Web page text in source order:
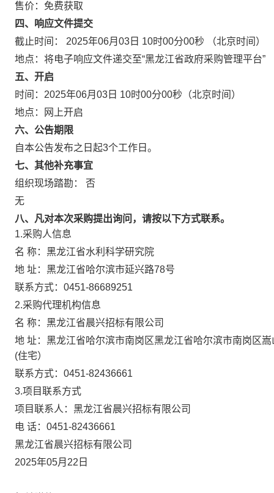
售价： 免费获取
四、响应文件提交
截止时间：
2025年06月03日 10时00分00秒
（北京时间）
地点： 将电子响应文件递交至“黑龙江省政府采购管理平台”
五、开启
时间： 2025年06月03日 10时00分00秒 （北京时间）
地点：
网上开启
六、公告期限
自本公告发布之日起3个工作日。
七、其他补充事宜
组织现场踏勘： 否
无
八、凡对本次采购提出询问，请按以下方式联系。
1.采购人信息
名 称： 黑龙江省水利科学研究院
地 址： 黑龙江省哈尔滨市延兴路78号
联系方式： 0451-86689251
2.采购代理机构信息
名 称： 黑龙江省晨兴招标有限公司
地 址： 黑龙江省哈尔滨市南岗区黑龙江省哈尔滨市南岗区
(住宅）
联系方式： 0451-82436661
3.项目联系方式
项目联系人： 黑龙江省晨兴招标有限公司
电 话： 0451-82436661
黑龙江省晨兴招标有限公司
2025年05月22日